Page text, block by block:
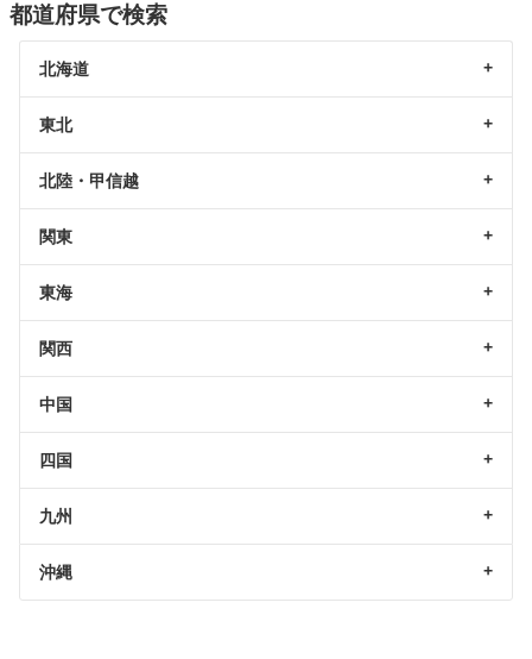
都道府県で検索
北海道
東北
北陸・甲信越
関東
東海
関西
中国
四国
九州
沖縄